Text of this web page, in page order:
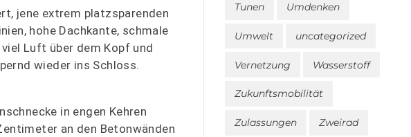
jene extrem platzsparenden
hohe Dachkante, schmale
Luft über dem Kopf und
wieder ins Schloss.
in engen Kehren
an den Betonwänden
Tunen Umdenken
Umwelt uncategorized
Vernetzung Wasserstoff
Zukunftsmobilität
Zulassungen Zweirad